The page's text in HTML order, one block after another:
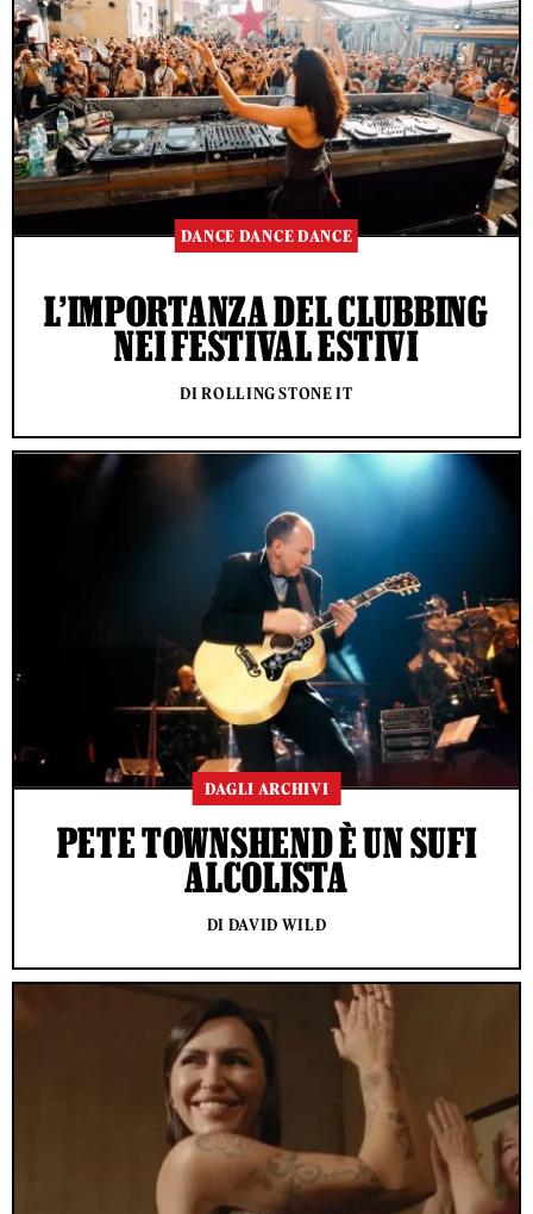
DANCE DANCE DANCE
L’IMPORTANZA DEL CLUBBING
NEI FESTIVAL ESTIVI
DI ROLLING STONE IT
DAGLI ARCHIVI
PETE TOWNSHEND È UN SUFI
ALCOLISTA
DI DAVID WILD